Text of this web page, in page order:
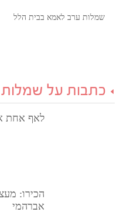
שמלות ערב לאמא בבית הלל
כתבות על
לאף אחת
הכירו:
אברהמי